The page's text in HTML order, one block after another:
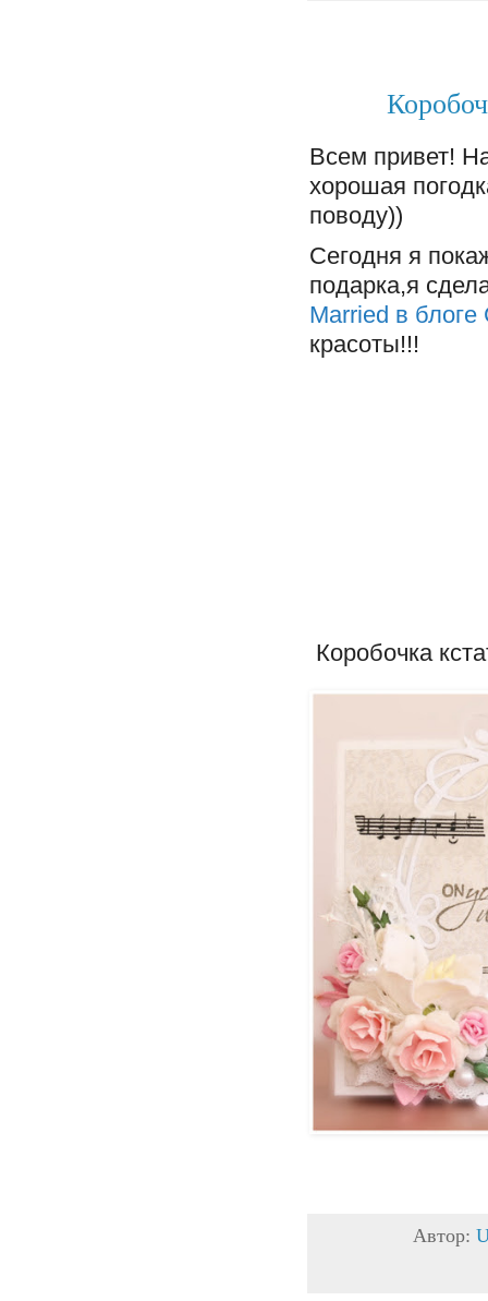
Всем привет!
хорошая
поводу))
Сегодня я
подарка,я
Married в
красоты!!!
Коробочка
Автор: